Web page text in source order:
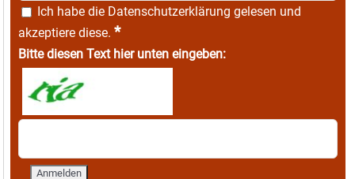
Ich habe die Datenschutzerklärung gelesen und
akzeptiere diese. *
Bitte diesen Text hier unten eingeben: